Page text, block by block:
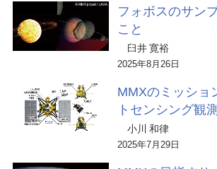
フォボスのサン
こと
臼井 寛裕
2025年8月26日
MMXのミッショ
トセンシング観
小川 和律
2025年7月29日